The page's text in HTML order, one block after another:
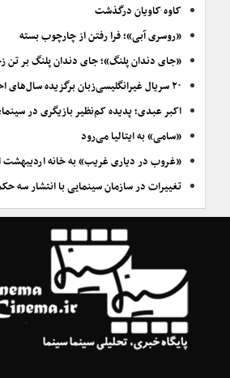
کاوه کاویان درگذشت
«روسری آبی»؛ فرا رفتن از چارچوب بسته
«جای دندان پلنگ»؛ جای دندان پلنگ بر تن
۲۰ سریال غیرانگلیسی‌زبان برگزیده سال‌های اخیر
اکبر عبدی؛ پدیده کم‌نظیر بازیگری در
«سامی» به ایتالیا می‌رود
«غروب در دیاری غریب» به خانه اردیبهشت
تغییرات در سازمان سینمایی با انتشار سه